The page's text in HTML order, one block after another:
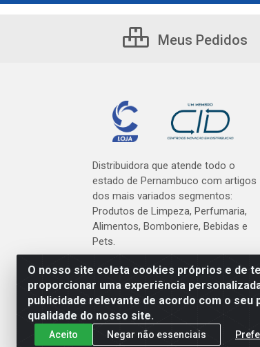
O nosso site coleta cookies próprios e de
proporcionar uma experiência
publicidade relevante de acordo com o seu
qualidade do nosso site.
Aceito Negar não essenciais
Meus Pedidos
Distribuidora que atende todo o
estado de Pernambuco com artigos
dos mais variados segmentos:
Produtos de Limpeza, Perfumaria,
Alimentos, Bomboniere, Bebidas e
Pets.
Cardeal